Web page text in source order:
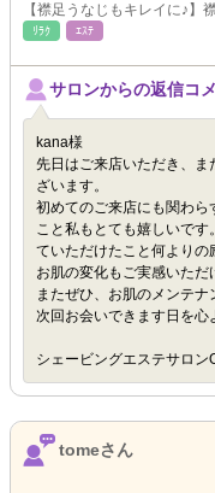
【襟足うなじもキレイに♪】
ﾘﾗｸ ｴｽﾃ
サロンからの返信コ
kana様
先日はご来店いただき、
ざいます。
初めてのご来店にも関わ
こと私もとても嬉しいで
ていただけたこと何よりの
お肌の変化もご実感いた
またぜひ、お肌のメンテナ
次回お会いできます日を心
シェービングエステサロン
tomeさん